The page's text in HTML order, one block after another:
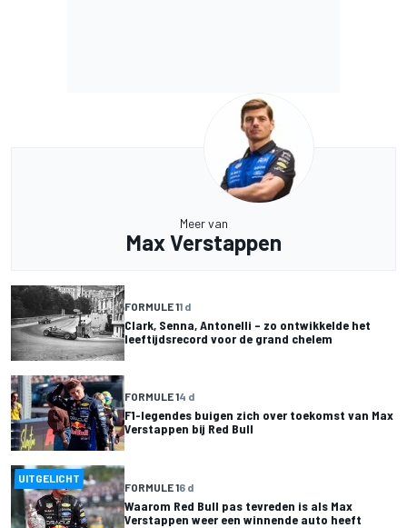
Meer van
Max Verstappen
FORMULE 11 d
Clark, Senna, Antonelli – zo ontwikkelde het
leeftijdsrecord voor de grand chelem
FORMULE 14 d
F1-legendes buigen zich over toekomst van Max
Verstappen bij Red Bull
UITGELICHT
FORMULE 16 d
Waarom Red Bull pas tevreden is als Max
Verstappen weer een winnende auto heeft